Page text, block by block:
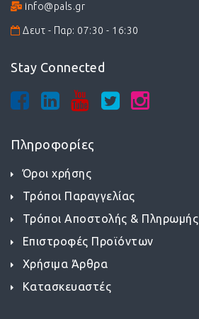
info@pals.gr
Δευτ - Παρ: 07:30 - 16:30
Stay Connected
Πληροφορίες
Όροι χρήσης
Τρόποι Παραγγελίας
Τρόποι Αποστολής & Πληρωμής
Επιστροφές Προϊόντων
Χρήσιμα Άρθρα
Κατασκευαστές